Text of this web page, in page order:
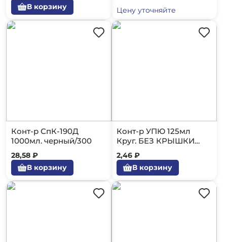
В корзину
Цену уточняйте
Конт-р СпК-190Д
1000мл. черный/300
28,58 ₽
В корзину
Конт-р УПЮ 125мл
Круг. БЕЗ КРЫШКИ
50/1000
2,46 ₽
В корзину